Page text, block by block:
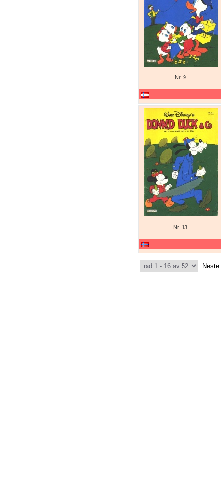
Nr. 9
Nr. 13
Select Pagination
Neste